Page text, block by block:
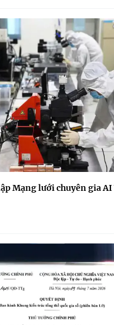
Mạng lưới chuyên gia